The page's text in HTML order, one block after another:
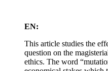
EN:
This article studies the
question on the
ethics. The word